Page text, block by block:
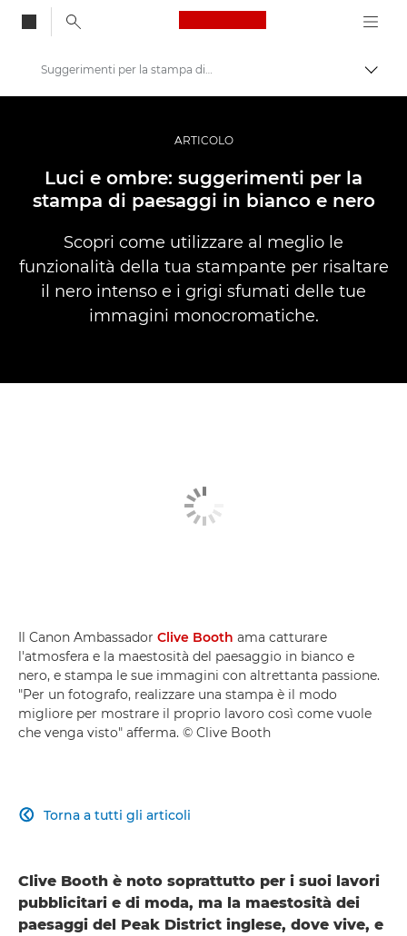
Canon Logo, back
Fotografia e video professionali
Storie
Suggerimenti per la stampa di paesaggi in bianco e nero
ARTICOLO
Luci e ombre: suggerimenti per la
stampa di paesaggi in bianco e nero
Scopri come utilizzare al meglio le
funzionalità della tua stampante per risaltare
il nero intenso e i grigi sfumati delle tue
immagini monocromatiche.
Il Canon Ambassador Clive Booth ama catturare
l'atmosfera e la maestosità del paesaggio in bianco e
nero, e stampa le sue immagini con altrettanta passione.
"Per un fotografo, realizzare una stampa è il modo
migliore per mostrare il proprio lavoro così come vuole
che venga visto" afferma. © Clive Booth
Torna a tutti gli articoli

Clive Booth è noto soprattutto per i suoi lavori
pubblicitari e di moda, ma la maestosità dei
paesaggi del Peak District inglese, dove vive, e